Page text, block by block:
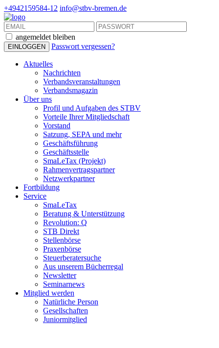
+4942159584-12 info@stbv-bremen.de
angemeldet bleiben
Passwort vergessen?
Aktuelles
Nachrichten
Verbandsveranstaltungen
Verbandsmagazin
Über uns
Profil und Aufgaben des STBV
Vorteile Ihrer Mitgliedschaft
Vorstand
Satzung, SEPA und mehr
Geschäftsführung
Geschäftsstelle
SmaLeTax (Projekt)
Rahmenvertragspartner
Netzwerkpartner
Fortbildung
Service
SmaLeTax
Beratung & Unterstützung
Revolution: Q
STB Direkt
Stellenbörse
Praxenbörse
Steuerberatersuche
Aus unserem Bücherregal
Newsletter
Seminarnews
Mitglied werden
Natürliche Person
Gesellschaften
Juniormitglied